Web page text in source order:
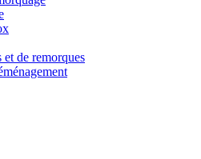
et de remorques